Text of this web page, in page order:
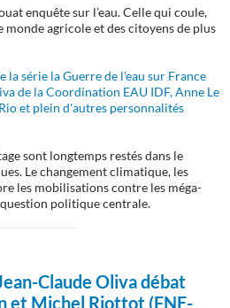
enquête sur l’eau. Celle qui coule,
agricole et des citoyens de plus
la série la Guerre de l'eau sur France
de la Coordination EAU IDF, Anne Le
et plein d'autres personnalités
sont longtemps restés dans le
Le changement climatique, les
les mobilisations contre les méga-
question politique centrale.
Claude Oliva débat
et Michel Riottot (FNE-